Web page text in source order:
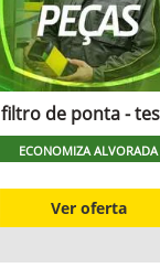
filtro de ponta -
ECONOMIZA ALVORADA
Ver oferta